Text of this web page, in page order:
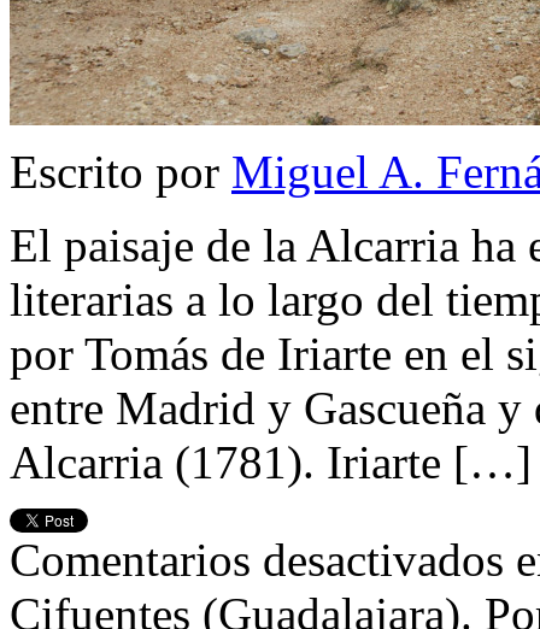
Escrito por Miguel A.
El paisaje de la Alcarria ha
literarias a lo largo del
por Tomás de Iriarte en el
entre Madrid y Gascueña
Alcarria (1781). Iriarte […]
Comentarios desactivados
Cifuentes (Guadalajara).